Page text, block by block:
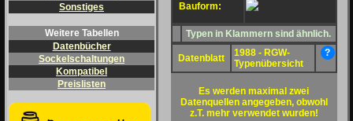
Sonstiges
Weitere Tabellen
Datenbücher
Sockelschaltungen
Kompatibel
Preislisten
Bauform:
Typen in Klammern sind ähnlich.
Datenblatt
1988 - RGW-
Typenübersicht
?
Es werden maximal zwei
Datenquellen angegeben, obwohl
z.T. mehr verwendet wurden!